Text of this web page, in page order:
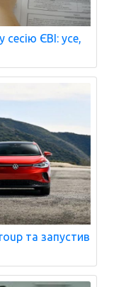
ЄВІ: усе,
та запустив